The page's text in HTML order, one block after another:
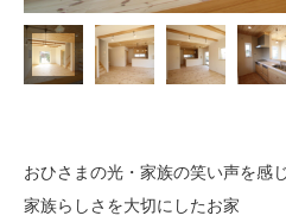
おひさまの光・家族の笑い声を感
家族らしさを大切にしたお家